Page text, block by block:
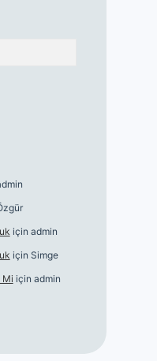
için admin
için Simge
Mi için admin